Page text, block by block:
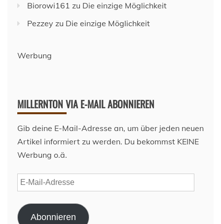
Biorowi161 zu Die einzige Möglichkeit
Pezzey zu Die einzige Möglichkeit
Werbung
MILLERNTON VIA E-MAIL ABONNIEREN
Gib deine E-Mail-Adresse an, um über jeden neuen
Artikel informiert zu werden. Du bekommst KEINE
Werbung o.ä.
E-
Mail-
Adresse
Abonnieren